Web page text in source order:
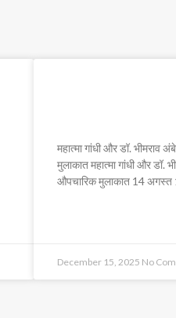
महात्मा गांधी और डॉ. भीमराव
मुलाकात महात्मा गांधी और डॉ.
औपचारिक मुलाकात 14 अगस्त
December 15, 2025 No